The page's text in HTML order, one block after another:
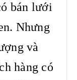
bán lưới
Nhưng
và
hàng có